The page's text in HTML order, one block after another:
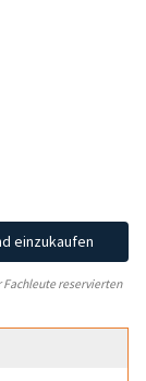
einzukaufen
Fachleute reservierten